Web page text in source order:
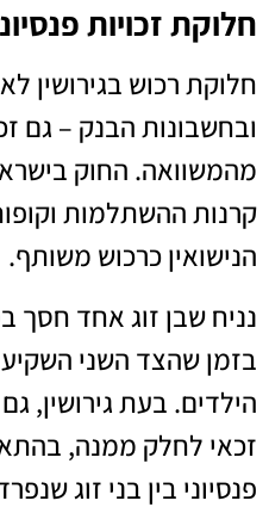
חלוקת זכויות
חלוקת רכוש בגירושין
ובחשבונות הבנק – גם
מהמשוואה. החוק
קרנות ההשתלמות
הנישואין כרכוש משותף.
נניח שבן זוג אחד חסך
בזמן שהצד השני השקיע
הילדים. בעת גירושין,
זכאי לחלק ממנה,
פנסיוני בין בני זוג